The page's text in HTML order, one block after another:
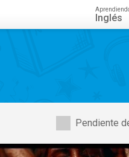
Inglés
Pendiente